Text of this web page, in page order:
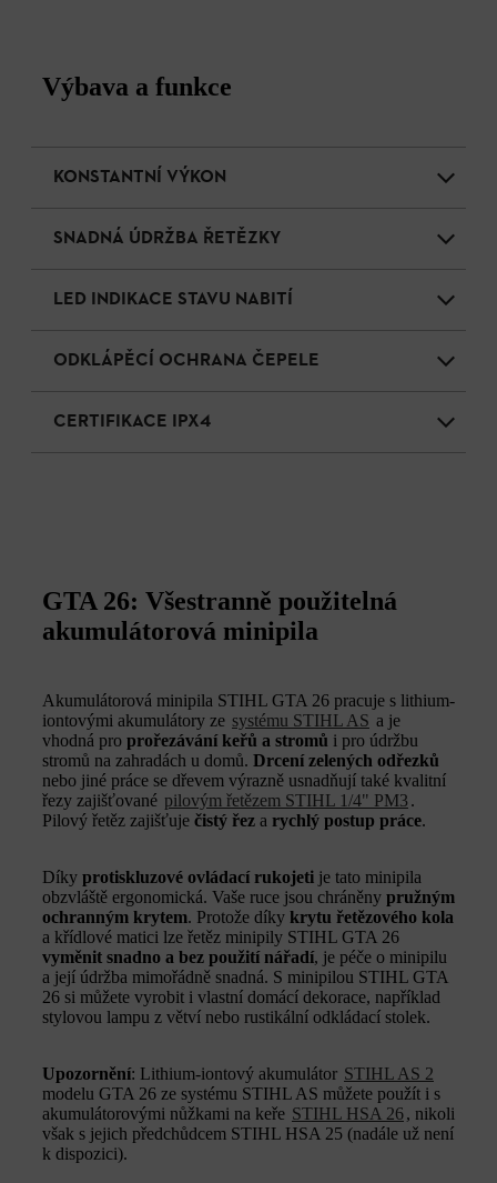
Výbava a funkce
KONSTANTNÍ VÝKON
SNADNÁ ÚDRŽBA ŘETĚZKY
LED INDIKACE STAVU NABITÍ
ODKLÁPĚCÍ OCHRANA ČEPELE
CERTIFIKACE IPX4
GTA 26: Všestranně použitelná
akumulátorová minipila
Akumulátorová minipila STIHL GTA 26 pracuje s lithium-
iontovými akumulátory ze systému STIHL AS a je
vhodná pro prořezávání keřů a stromů i pro údržbu
stromů na zahradách u domů. Drcení zelených odřezků
nebo jiné práce se dřevem výrazně usnadňují také kvalitní
řezy zajišťované pilovým řetězem STIHL 1/4" PM3 .
Pilový řetěz zajišťuje čistý řez a rychlý postup práce.
Díky protiskluzové ovládací rukojeti je tato minipila
obzvláště ergonomická. Vaše ruce jsou chráněny pružným
ochranným krytem. Protože díky krytu řetězového kola
a křídlové matici lze řetěz minipily STIHL GTA 26
vyměnit snadno a bez použití nářadí, je péče o minipilu
a její údržba mimořádně snadná. S minipilou STIHL GTA
26 si můžete vyrobit i vlastní domácí dekorace, například
stylovou lampu z větví nebo rustikální odkládací stolek.
Upozornění: Lithium-iontový akumulátor STIHL AS 2
modelu GTA 26 ze systému STIHL AS můžete použít i s
akumulátorovými nůžkami na keře STIHL HSA 26, nikoli
však s jejich předchůdcem STIHL HSA 25 (nadále už není
k dispozici).